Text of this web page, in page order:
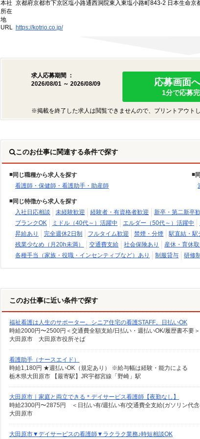
本社
所在
地
京都府京都市下京区塩小路通西洞院東入東塩小路町843-2 日本生命京
URL https://kotrio.co.jp/
求人応募期間 ：
2026/08/01 ～ 2026/08/09
応募画面
1分で応募
※掲載を終了した求人は閲覧できませんので、プリントアウト
このお仕事に関連する条件で探す
同じ職種から求人を探す
看護師・保健師・看護助手・助産師
同じ特徴から求人を探す
入社日応相談
未経験歓迎 経験者・有資格者歓迎 新卒・第二新卒
ブランクOK
ミドル（40代～）活躍中 エルダー（50代～）活躍中
昇給あり
完全週休2日制 フルタイム歓迎 禁煙・分煙 駅直結・駅
残業少なめ（月20h未満）
交通費支給 社会保険あり 産休・育休
各種手当（家族・役職・インセンティブなど）あり
制服貸与 研修
このお仕事に近い条件で探す
福祉看護は人生のサポーター。シニア住宅の看護STAFF。日払いOK
時給2000円〜2500円＜交通費全額支給/日払い・週払いOK/履歴書不要＞
大田原市 大田原市役所そば
看護助手（ナースエイド）
時給1,180円 ★週払いOK（規定あり） ※給与幅は経験・能力による
栃木県大田原市 【最寄駅】JR宇都宮線「野崎」駅
大田原市｜家庭と両立できる＊デイサービス看護師【夜勤なし】
時給2300円〜2875円 ＜日払い有/週払い有/交通費全支給(ガソリン代含
大田原市
大田原市▼デイサービスの看護師▼ラクラク業務♪時短相談OK